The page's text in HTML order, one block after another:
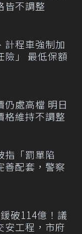
皆不調整
計程車強制加
險」 最低保額
仍處高檔 明日
格維持不調整
指「罰單陷
善配套，警察
破114億！議
安工程，市府